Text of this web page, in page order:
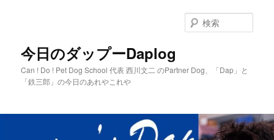
今日のダップーDaplog
Can ! Do ! Pet Dog School 代表 西川文二 のPartner Dog、「Dap」と
「鉄三郎」の今日のあれやこれや
索